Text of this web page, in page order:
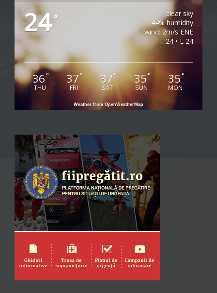
24°
clear sky
44% humidity
wind: 2m/s ENE
H 24 • L 24
36°
THU
37°
FRI
37°
SAT
35°
SUN
35°
MON
Weather from OpenWeatherMap